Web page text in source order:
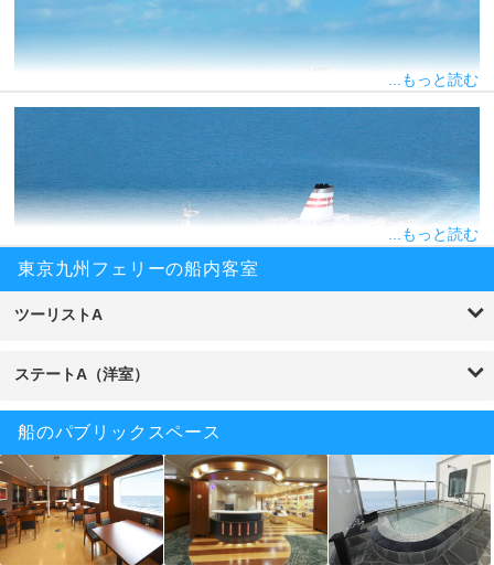
...もっと読む
はまゆう/それいゆ
東京九州フェリーの「はまゆう」「それいゆ」は、2021年の開通
に合わせて就航した新造船です。
船内には、大海原の風を感じながら入浴できる露天風呂を完備。サ
過ごせます。
詳細ページへ
総トン数
15,515トン
航海速力
28.3ノット
全長
222.5m
...もっと読む
すずらん
「すずらん」では、本格的な「シアタールーム」や予約制レストラ
ン「グリル」でコース料理をお楽しみいただけます。
露天風呂や展望大浴場、サウナを完備しており、ゆったりとご入浴
をお楽しみください。
東京九州フェリーの船内客室
ツーリストA
ステートA（洋室）
船のパブリックスペース